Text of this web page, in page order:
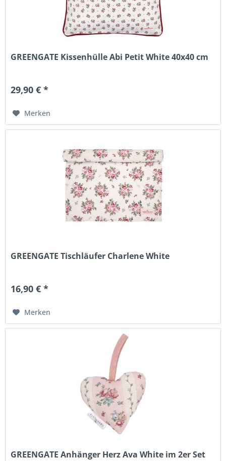
GREENGATE Kissenhülle Abi Petit White 40x40 cm
29,90 € *
Merken
GREENGATE Tischläufer Charlene White
16,90 € *
Merken
GREENGATE Anhänger Herz Ava White im 2er Set